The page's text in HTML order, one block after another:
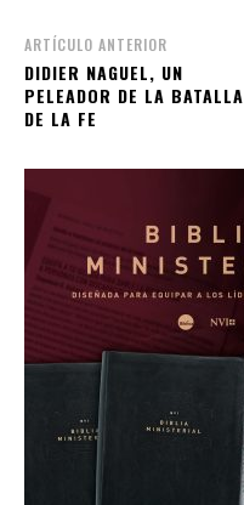
ARTÍCULO ANTERIOR
DIDIER NAGUEL, UN
PELEADOR DE LA BATALLA
DE LA FE